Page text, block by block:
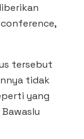
tersebut
tidak
yang